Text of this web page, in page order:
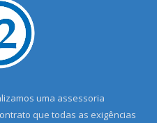
uma assessoria
que todas as exigências